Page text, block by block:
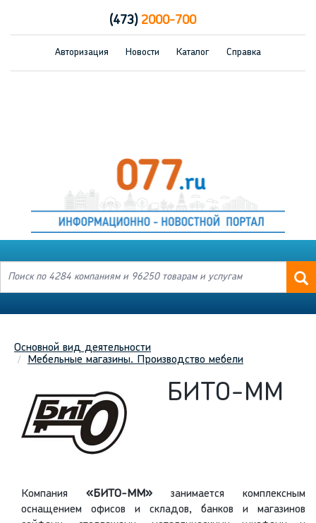
(473)2000-700
Авторизация Новости Каталог Справка
Основной вид деятельности
Мебельные магазины. Производство мебели
БИТО-ММ
Компания «БИТО-ММ» занимается комплексным
оснащением офисов и складов, банков и магазинов